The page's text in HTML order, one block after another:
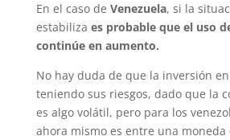
En el caso de Venezuela, si la
estabiliza es probable que el uso
continúe en aumento.
No hay duda de que la inversión
teniendo sus riesgos, dado que la
es algo volátil, pero para los
ahora mismo es entre una moneda